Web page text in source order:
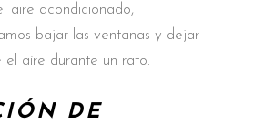
aire acondicionado,
bajar las ventanas y dejar
el aire durante un rato.
DE